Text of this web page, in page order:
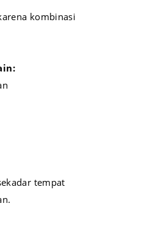
kombinasi
tempat